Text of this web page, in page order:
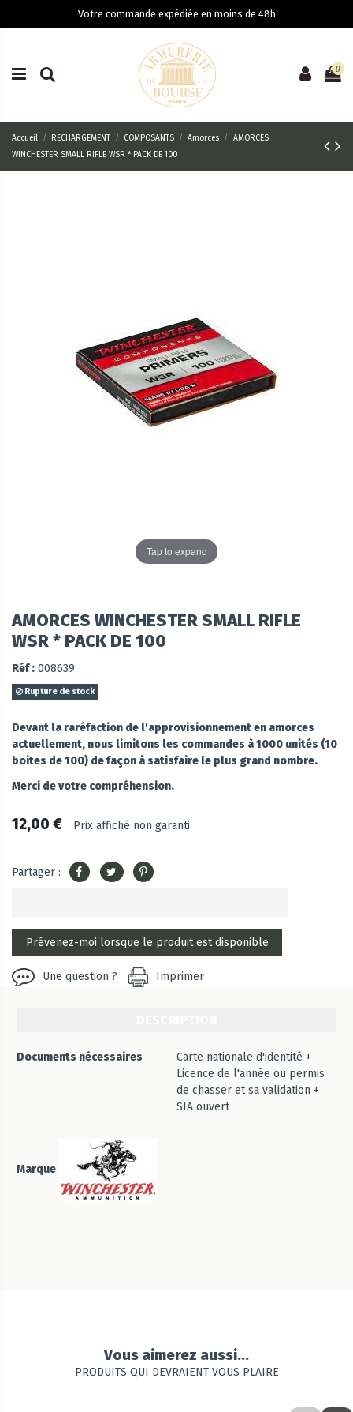
Votre commande expédiée en moins de 48h
0
Accueil RECHARGEMENT COMPOSANTS Amorces
AMORCES
WINCHESTER SMALL RIFLE WSR * PACK DE 100
Tap to expand
AMORCES WINCHESTER SMALL RIFLE
WSR * PACK DE 100
Réf : 008639
Rupture de stock
Devant la raréfaction de l'approvisionnement en amorces
actuellement, nous limitons les commandes à 1000 unités (10
boites de 100) de façon à satisfaire le plus grand nombre.
Merci de votre compréhension.
12,00 € Prix affiché non garanti
Partager :
Une question ? Imprimer
Documents nécessaires
Carte nationale d'identité +
Licence de l'année ou permis
de chasser et sa validation +
SIA ouvert
Marque
Vous aimerez aussi...
PRODUITS QUI DEVRAIENT VOUS PLAIRE